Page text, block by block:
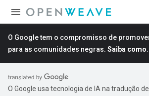
O Google tem o compromisso de
para as comunidades negras. Saiba como.
O Google usa tecnologia de IA na tradução